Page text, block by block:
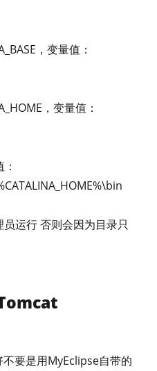
，变量值：
，变量值：
运行 否则会因为目录只
是用MyEclipse自带的